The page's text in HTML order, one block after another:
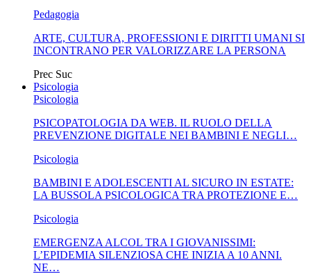
Pedagogia
ARTE, CULTURA, PROFESSIONI E DIRITTI UMANI SI
INCONTRANO PER VALORIZZARE LA PERSONA
Prec Suc
Psicologia
Psicologia
PSICOPATOLOGIA DA WEB. IL RUOLO DELLA
PREVENZIONE DIGITALE NEI BAMBINI E NEGLI…
Psicologia
BAMBINI E ADOLESCENTI AL SICURO IN ESTATE:
LA BUSSOLA PSICOLOGICA TRA PROTEZIONE E…
Psicologia
EMERGENZA ALCOL TRA I GIOVANISSIMI:
L’EPIDEMIA SILENZIOSA CHE INIZIA A 10 ANNI.
NE…